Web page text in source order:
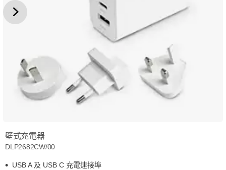
壁式充電器
DLP2682CW/00
USB A 及 USB C 充電連接埠